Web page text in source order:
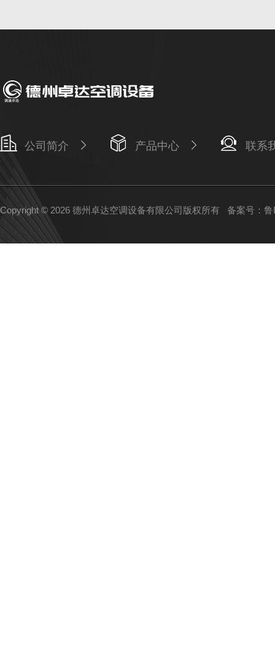
公司简介 产品中心 联系
Copyright © 2026 德州卓达空调设备有限公司版权所有 备案号：